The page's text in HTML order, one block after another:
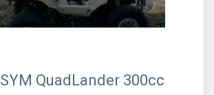
SYM QuadLander 300cc